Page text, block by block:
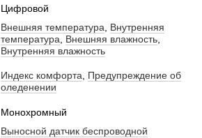
Цифровой
Внешняя температура, Внутренняя
температура, Внешняя влажность,
Внутренняя влажность
Индекс комфорта, Предупреждение об
оледенении
Монохромный
Выносной датчик беспроводной